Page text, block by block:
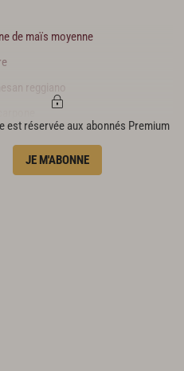
de maïs moyenne
reggiano
blanche
est réservée aux abonnés Premium
JE M'ABONNE